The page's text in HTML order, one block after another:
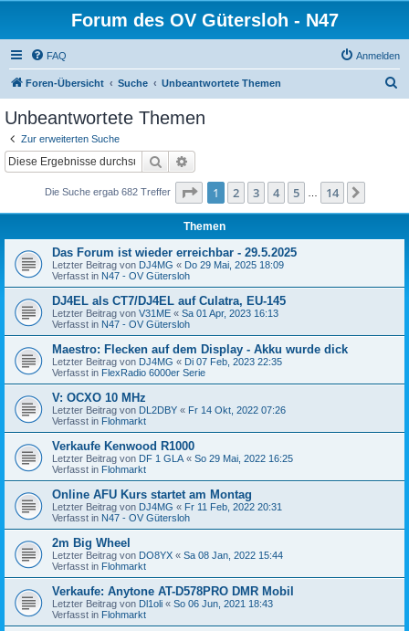
Forum des OV Gütersloh - N47
FAQ Anmelden
Foren-Übersicht Suche Unbeantwortete Themen
Unbeantwortete Themen
Zur erweiterten Suche
Suche
Die Suche ergab 682 Treffer Seite 1von 14
1 2 3 4 5 14
Themen
Das Forum ist wieder erreichbar - 29.5.2025
Letzter Beitrag von DJ4MG « Do 29 Mai, 2025 18:09
Verfasst in N47 - OV Gütersloh
DJ4EL als CT7/DJ4EL auf Culatra, EU-145
Letzter Beitrag von V31ME « Sa 01 Apr, 2023 16:13
Verfasst in N47 - OV Gütersloh
Maestro: Flecken auf dem Display - Akku wurde dick
Letzter Beitrag von DJ4MG « Di 07 Feb, 2023 22:35
Verfasst in FlexRadio 6000er Serie
V: OCXO 10 MHz
Letzter Beitrag von DL2DBY « Fr 14 Okt, 2022 07:26
Verfasst in Flohmarkt
Verkaufe Kenwood R1000
Letzter Beitrag von DF 1 GLA « So 29 Mai, 2022 16:25
Verfasst in Flohmarkt
Online AFU Kurs startet am Montag
Letzter Beitrag von DJ4MG « Fr 11 Feb, 2022 20:31
Verfasst in N47 - OV Gütersloh
2m Big Wheel
Letzter Beitrag von DO8YX « Sa 08 Jan, 2022 15:44
Verfasst in Flohmarkt
Verkaufe: Anytone AT-D578PRO DMR Mobil
Letzter Beitrag von Dl1oli « So 06 Jun, 2021 18:43
Verfasst in Flohmarkt